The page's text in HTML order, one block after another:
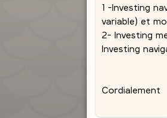
1 -Investing
variable) et
2- Investing
Investing
Cordialement